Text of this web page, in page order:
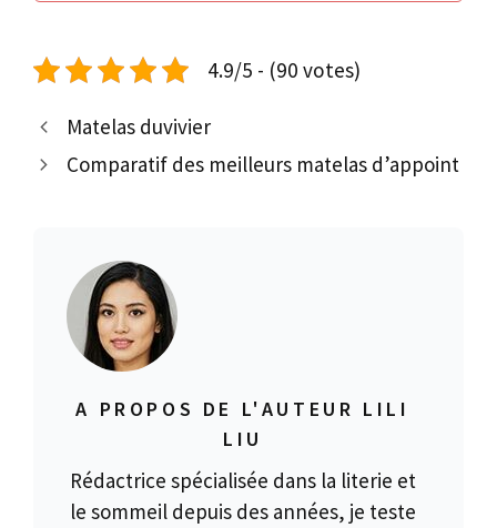
4.9/5 - (90 votes)
Matelas duvivier
Comparatif des meilleurs matelas d’appoint
A PROPOS DE L'AUTEUR LILI
LIU
Rédactrice spécialisée dans la literie et
le sommeil depuis des années, je teste